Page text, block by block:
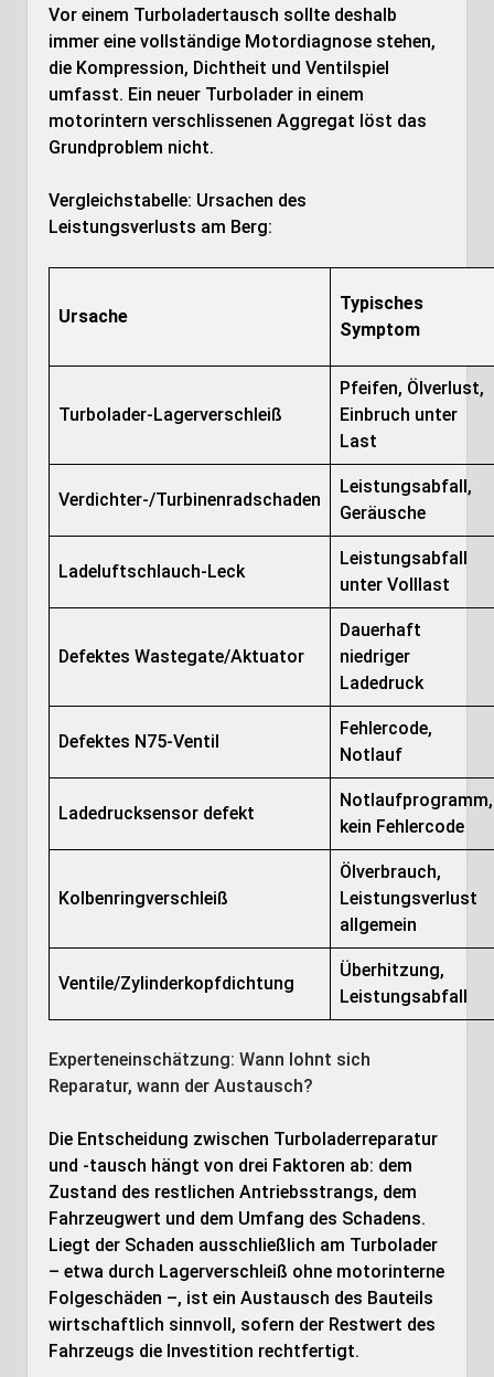
Vor einem Turboladertausch sollte deshalb
immer eine vollständige Motordiagnose stehen,
die Kompression, Dichtheit und Ventilspiel
umfasst. Ein neuer Turbolader in einem
motorintern verschlissenen Aggregat löst das
Grundproblem nicht.
Vergleichstabelle: Ursachen des
Leistungsverlusts am Berg:
Ursache
Typisches
Symptom
Turbolader-Lagerverschleiß
Pfeifen, Ölverlust,
Einbruch unter
Last
Verdichter-/Turbinenradschaden
Leistungsabfall,
Geräusche
Ladeluftschlauch-Leck
Leistungsabfall
unter Volllast
Defektes Wastegate/Aktuator
Dauerhaft
niedriger
Ladedruck
Defektes N75-Ventil
Fehlercode,
Notlauf
Ladedrucksensor defekt
Notlaufprogramm,
kein Fehlercode
Kolbenringverschleiß
Ölverbrauch,
Leistungsverlust
allgemein
Ventile/Zylinderkopfdichtung
Überhitzung,
Leistungsabfall
Experteneinschätzung: Wann lohnt sich
Reparatur, wann der Austausch?
Die Entscheidung zwischen Turboladerreparatur
und -tausch hängt von drei Faktoren ab: dem
Zustand des restlichen Antriebsstrangs, dem
Fahrzeugwert und dem Umfang des Schadens.
Liegt der Schaden ausschließlich am Turbolader
– etwa durch Lagerverschleiß ohne motorinterne
Folgeschäden –, ist ein Austausch des Bauteils
wirtschaftlich sinnvoll, sofern der Restwert des
Fahrzeugs die Investition rechtfertigt.